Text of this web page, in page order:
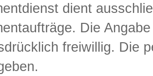
dient
Die
freiwillig. Die